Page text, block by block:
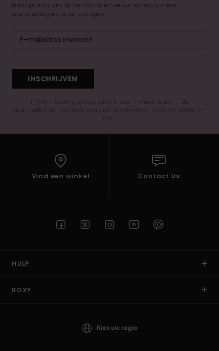
Meld je aan om al het laatste nieuws en exclusieve
aanbiedingen te ontvangen.
INSCHRIJVEN
(*) Aanbieding geldig online voor nieuwe leden - De
gedetailleerde voorwaarden zijn beschikbaar in de welkomst e-
mail
Vind een winkel Contact Us
HULP
ROXY
Kies uw regio